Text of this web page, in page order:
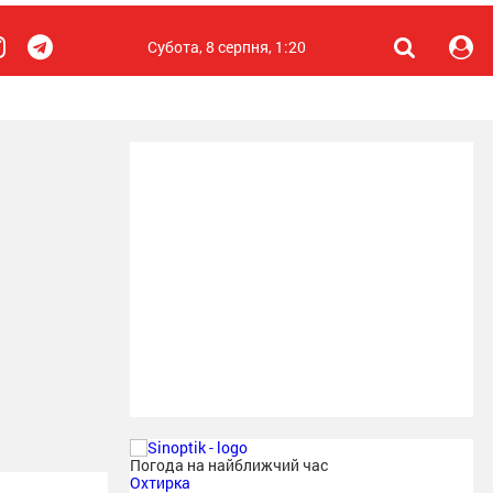
Субота, 8 серпня, 1:20
Погода на найближчий час
Охтирка